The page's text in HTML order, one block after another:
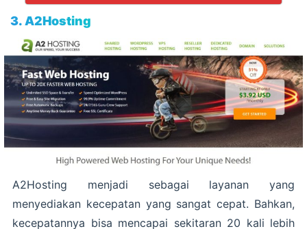
3. A2Hosting
A2Hosting menjadi sebagai layanan yang
menyediakan kecepatan yang sangat cepat. Bahkan,
kecepatannya bisa mencapai sekitaran 20 kali lebih